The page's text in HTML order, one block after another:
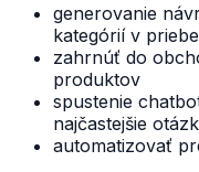
generovanie
kategórií v
zahrnúť do
produktov
spustenie
najčastejšie
automatizovať